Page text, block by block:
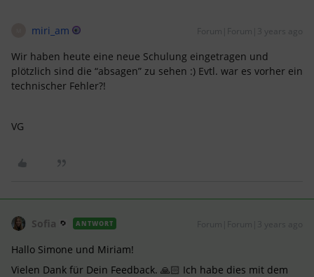
miri_am Forum|Forum|3 years ago
Wir haben heute eine neue Schulung eingetragen und
plötzlich sind die “absagen” zu sehen :) Evtl. war es vorher ein
technischer Fehler?!
VG
Sofia ANTWORT
Hallo Simone und Miriam!
Vielen Dank für Dein Feedback. 🙏🏻 Ich habe dies mit dem